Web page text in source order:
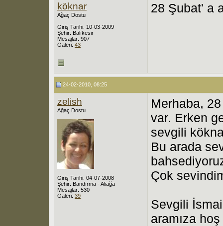
köknar
Ağaç Dostu
Giriş Tarihi: 10-03-2009
Şehir: Balıkesir
Mesajlar: 907
Galeri: 43
28 Şubat' a
24-02-2010, 08:25
zelish
Ağaç Dostu
Giriş Tarihi: 04-07-2008
Şehir: Bandırma - Aliağa
Mesajlar: 530
Galeri: 39
Merhaba, 28
var. Erken
sevgili
Bu arada
Çok
Sevgili
aramıza